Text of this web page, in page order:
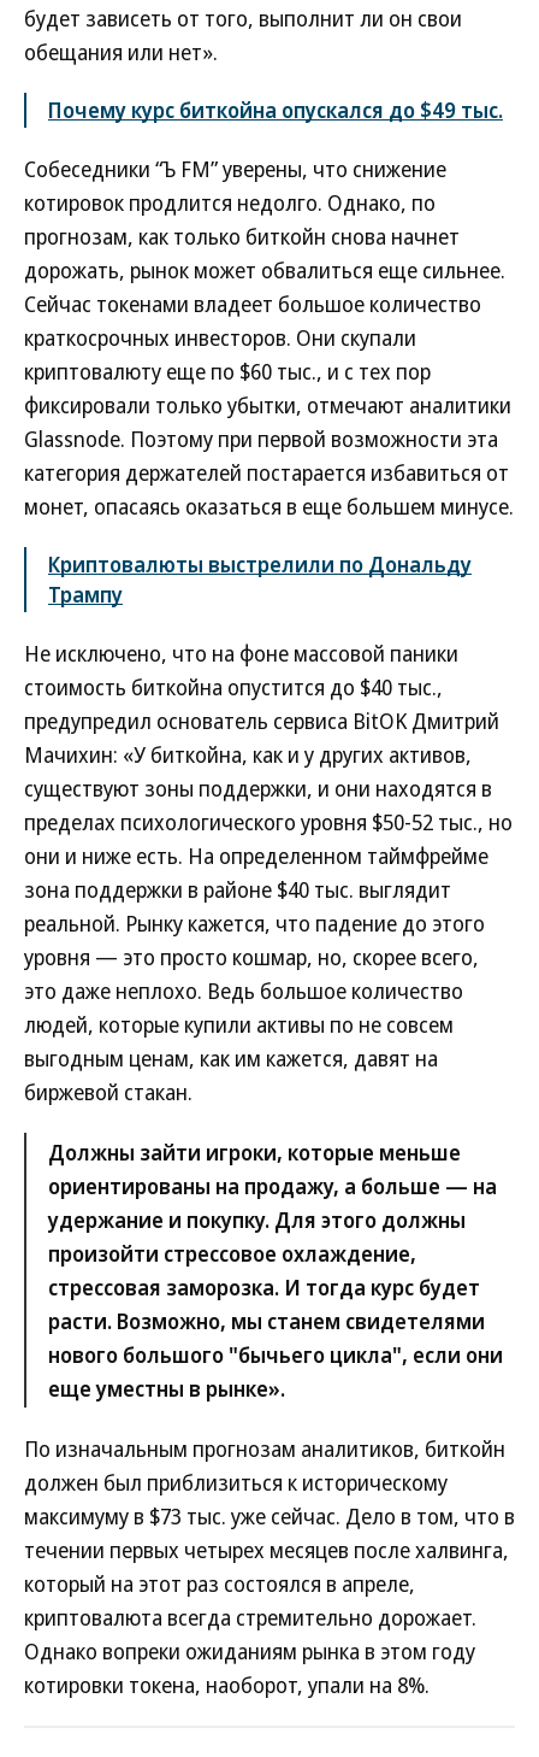
будет зависеть от того, выполнит ли он свои
обещания или нет».
Почему курс биткойна опускался до $49 тыс.
Собеседники “Ъ FM” уверены, что снижение
котировок продлится недолго. Однако, по
прогнозам, как только биткойн снова начнет
дорожать, рынок может обвалиться еще сильнее.
Сейчас токенами владеет большое количество
краткосрочных инвесторов. Они скупали
криптовалюту еще по $60 тыс., и с тех пор
фиксировали только убытки, отмечают аналитики
Glassnode. Поэтому при первой возможности эта
категория держателей постарается избавиться от
монет, опасаясь оказаться в еще большем минусе.
Криптовалюты выстрелили по Дональду
Трампу
Не исключено, что на фоне массовой паники
стоимость биткойна опустится до $40 тыс.,
предупредил основатель сервиса BitOK Дмитрий
Мачихин: «У биткойна, как и у других активов,
существуют зоны поддержки, и они находятся в
пределах психологического уровня $50-52 тыс., но
они и ниже есть. На определенном таймфрейме
зона поддержки в районе $40 тыс. выглядит
реальной. Рынку кажется, что падение до этого
уровня — это просто кошмар, но, скорее всего,
это даже неплохо. Ведь большое количество
людей, которые купили активы по не совсем
выгодным ценам, как им кажется, давят на
биржевой стакан.
Должны зайти игроки, которые меньше
ориентированы на продажу, а больше — на
удержание и покупку. Для этого должны
произойти стрессовое охлаждение,
стрессовая заморозка. И тогда курс будет
расти. Возможно, мы станем свидетелями
нового большого "бычьего цикла", если они
еще уместны в рынке».
По изначальным прогнозам аналитиков, биткойн
должен был приблизиться к историческому
максимуму в $73 тыс. уже сейчас. Дело в том, что в
течении первых четырех месяцев после халвинга,
который на этот раз состоялся в апреле,
криптовалюта всегда стремительно дорожает.
Однако вопреки ожиданиям рынка в этом году
котировки токена, наоборот, упали на 8%.